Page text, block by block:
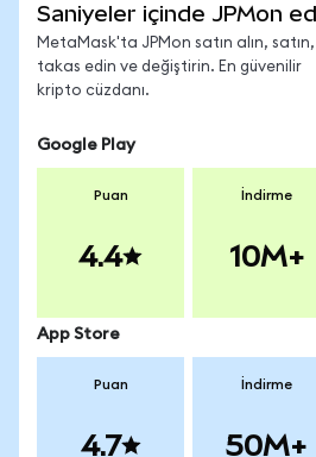
Saniyeler içinde JPMon
MetaMask'ta JPMon satın alın, satın,
takas edin ve değiştirin. En güvenilir
kripto cüzdanı.
Google Play
Puan
4.4
İndirme
10M+
App Store
Puan
4.7
İndirme
50M+